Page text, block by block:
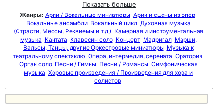
Показать больше
Жанры: Арии / Вокальные миниатюры Арии и сцены из опер
Вокальные ансамбли Вокальный цикл Духовная музыка
(Страсти, Мессы, Реквиемы и т.д.) Камерная и инструментальная
музыка Кантата Клавесин соло Концерт Мадригал Марши,
Вальсы, Танцы, другие Оркестровые миниатюры Музыка к
театральному спектаклю Опера, интермедия, серената Оратория
Орган соло Песни / Гимны Песни / Романсы Симфоническая
музыка Хоровые произведения / Произведения для хора и
солистов